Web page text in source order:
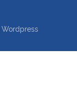
Wordpress